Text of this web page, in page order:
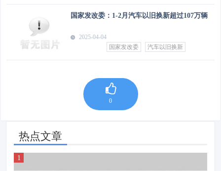
国家发改委：1-2月汽车以旧换新超过107万辆
2025-04-04
国家发改委
汽车以旧换新
0
热点文章